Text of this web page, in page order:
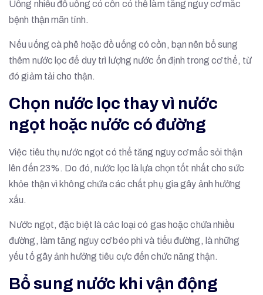
Uống nhiều đồ uống có cồn có thể làm tăng nguy cơ mắc
bệnh thận mãn tính.
Nếu uống cà phê hoặc đồ uống có cồn, bạn nên bổ sung
thêm nước lọc để duy trì lượng nước ổn định trong cơ thể, từ
đó giảm tải cho thận.
Chọn nước lọc thay vì nước
ngọt hoặc nước có đường
Việc tiêu thụ nước ngọt có thể tăng nguy cơ mắc sỏi thận
lên đến 23%. Do đó, nước lọc là lựa chọn tốt nhất cho sức
khỏe thận vì không chứa các chất phụ gia gây ảnh hưởng
xấu.
Nước ngọt, đặc biệt là các loại có gas hoặc chứa nhiều
đường, làm tăng nguy cơ béo phì và tiểu đường, là những
yếu tố gây ảnh hưởng tiêu cực đến chức năng thận.
Bổ sung nước khi vận động